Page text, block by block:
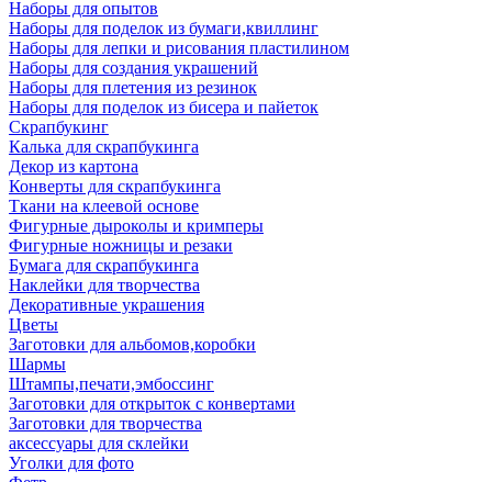
Наборы для опытов
Наборы для поделок из бумаги,квиллинг
Наборы для лепки и рисования пластилином
Наборы для создания украшений
Наборы для плетения из резинок
Наборы для поделок из бисера и пайеток
Скрапбукинг
Калька для скрапбукинга
Декор из картона
Конверты для скрапбукинга
Ткани на клеевой основе
Фигурные дыроколы и кримперы
Фигурные ножницы и резаки
Бумага для скрапбукинга
Наклейки для творчества
Декоративные украшения
Цветы
Заготовки для альбомов,коробки
Шармы
Штампы,печати,эмбоссинг
Заготовки для открыток с конвертами
Заготовки для творчества
аксессуары для склейки
Уголки для фото